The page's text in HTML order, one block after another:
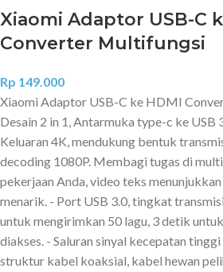
Xiaomi Adaptor USB-C
Converter Multifungsi
Rp 149.000
Xiaomi Adaptor USB-C ke HDMI
Desain 2 in 1, Antarmuka type-c ke
Keluaran 4K, mendukung bentuk
decoding 1080P. Membagi tugas di
pekerjaan Anda, video teks
menarik. - Port USB 3.0, tingkat
untuk mengirimkan 50 lagu, 3 detik
diakses. - Saluran sinyal kecepatan
struktur kabel koaksial, kabel hewan